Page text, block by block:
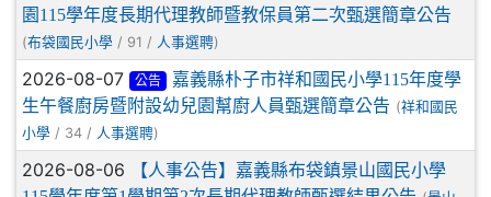
園115學年度長期代理教師暨教保員第二次甄選簡章公告
(布袋國民小學 / 91 / 人事選聘)
2026-08-07 公告
嘉義縣朴子市祥和國民小學115年度學
生午餐廚房暨附設幼兒園幫廚人員甄選簡章公告 (祥和國民
小學 / 34 / 人事選聘)
2026-08-06
【人事公告】嘉義縣布袋鎮景山國民小學